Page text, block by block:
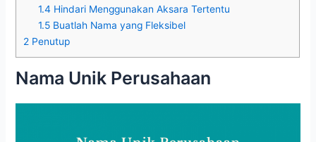
1.4 Hindari Menggunakan Aksara Tertentu
1.5 Buatlah Nama yang Fleksibel
2 Penutup
Nama Unik Perusahaan